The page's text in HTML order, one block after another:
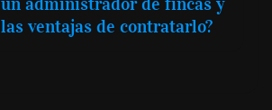
las ventajas de contratarlo?